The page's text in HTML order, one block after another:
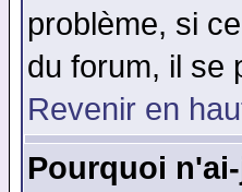
problème, si
du forum, il se
Revenir en
Pourquoi